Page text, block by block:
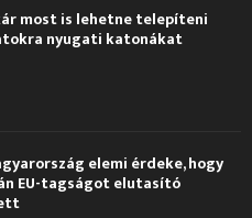
most is lehetne telepíteni
nyugati katonákat
elemi érdeke, hogy
EU-tagságot elutasító